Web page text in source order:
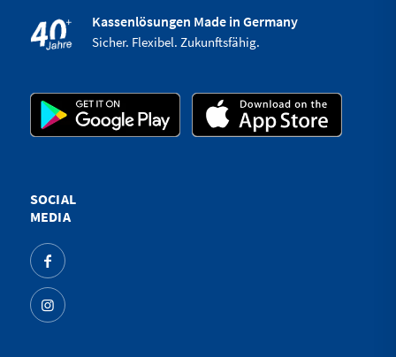
Kassenlösungen Made in Germany
Sicher. Flexibel. Zukunftsfähig.
SOCIAL
MEDIA